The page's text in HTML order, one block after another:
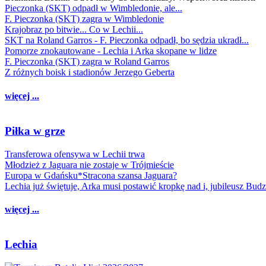
Pieczonka (SKT) odpadł w Wimbledonie, ale...
F. Pieczonka (SKT) zagra w Wimbledonie
Krajobraz po bitwie... Co w Lechii...
SKT na Roland Garros - F. Pieczonka odpadł, bo sędzia ukradł...
Pomorze znokautowane - Lechia i Arka skopane w lidze
F. Pieczonka (SKT) zagra w Roland Garros
Z różnych boisk i stadionów Jerzego Geberta
więcej ...
Piłka w grze
Transferowa ofensywa w Lechii trwa
Młodzież z Jaguara nie zostaje w Trójmieście
Europa w Gdańsku*Stracona szansa Jaguara?
Lechia już świętuje, Arka musi postawić kropkę nad i, jubileusz
więcej ...
Lechia